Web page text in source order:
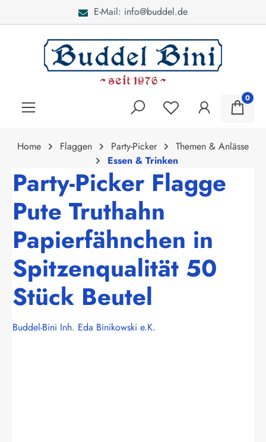
E-Mail: info@buddel.de
0
Home Flaggen Party-Picker
Themen & Anlässe
Essen & Trinken
Party-Picker Flagge
Pute Truthahn
Papierfähnchen in
Spitzenqualität 50
Stück Beutel
Buddel-Bini Inh. Eda Binikowski e.K.